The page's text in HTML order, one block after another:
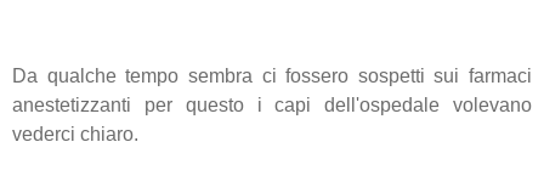
Da qualche tempo sembra ci fossero sospetti sui farmaci
anestetizzanti per questo i capi dell'ospedale volevano
vederci chiaro.